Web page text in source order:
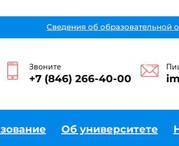
Сведения об образовательной
Звоните
+7 (846) 266-40-00
Об университете